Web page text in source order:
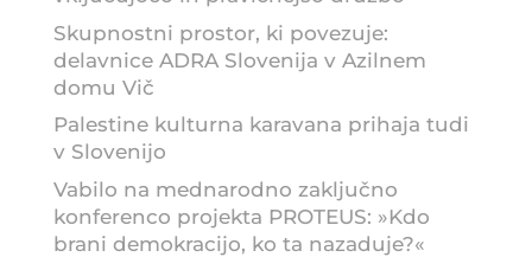
Skupnostni prostor, ki povezuje:
delavnice ADRA Slovenija v Azilnem
domu Vič
Palestine kulturna karavana prihaja tudi
v Slovenijo
Vabilo na mednarodno zaključno
konferenco projekta PROTEUS: »Kdo
brani demokracijo, ko ta nazaduje?«